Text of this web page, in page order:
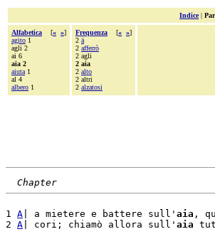
Indice|
Alfabetica [« »]
agito 1
agli 2
ai 6
aia 2
aiuta 1
al 4
albero 1
Frequenza [« »]
2 ä
2 afferrò
2 agli
2 aia
2 alto
2 altri
2 alzatosi
Chapter
1 A | a mietere e battere sull' aia ,
2 A | cori; chiamò allora sull' aia